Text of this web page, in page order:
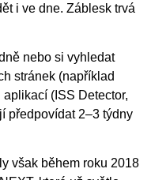
i ve dne. Záblesk trvá
nebo si vyhledat
stránek (například
(ISS Detector,
předpovídat 2–3 týdny
však během roku 2018